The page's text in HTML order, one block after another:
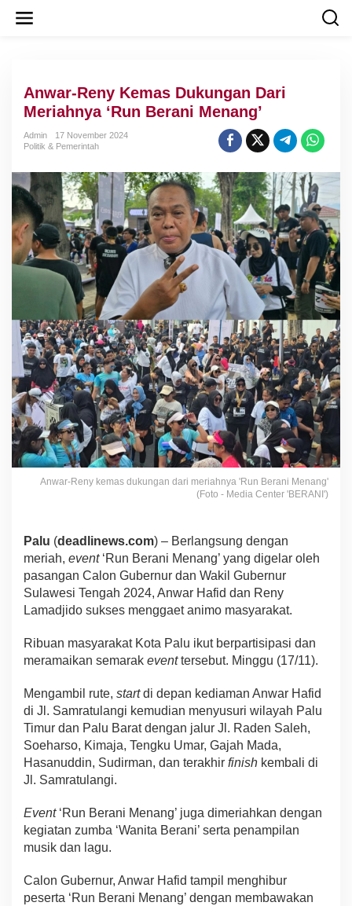
Anwar-Reny Kemas Dukungan Dari
Meriahnya ‘Run Berani Menang’
Admin
17 November 2024
Politik & Pemerintah
Anwar-Reny kemas dukungan dari meriahnya 'Run Berani Menang'
(Foto - Media Center 'BERANI')
Palu (deadlinews.com) – Berlangsung dengan
meriah, event ‘Run Berani Menang’ yang digelar oleh
pasangan Calon Gubernur dan Wakil Gubernur
Sulawesi Tengah 2024, Anwar Hafid dan Reny
Lamadjido sukses menggaet animo masyarakat.
Ribuan masyarakat Kota Palu ikut berpartisipasi dan
meramaikan semarak eventtersebut. Minggu (17/11).
Mengambil rute, startdi depan kediaman Anwar Hafid
di Jl. Samratulangi kemudian menyusuri wilayah Palu
Timur dan Palu Barat dengan jalur Jl. Raden Saleh,
Soeharso, Kimaja, Tengku Umar, Gajah Mada,
Hasanuddin, Sudirman, dan terakhir finish kembali di
Jl. Samratulangi.
Event‘Run Berani Menang’ juga dimeriahkan dengan
kegiatan zumba ‘Wanita Berani’ serta penampilan
musik dan lagu.
Calon Gubernur, Anwar Hafid tampil menghibur
peserta ‘Run Berani Menang’ dengan membawakan